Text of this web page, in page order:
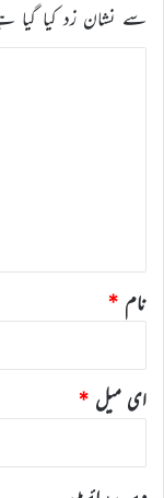
سے نشان زد کیا گیا
نام *
ای میل *